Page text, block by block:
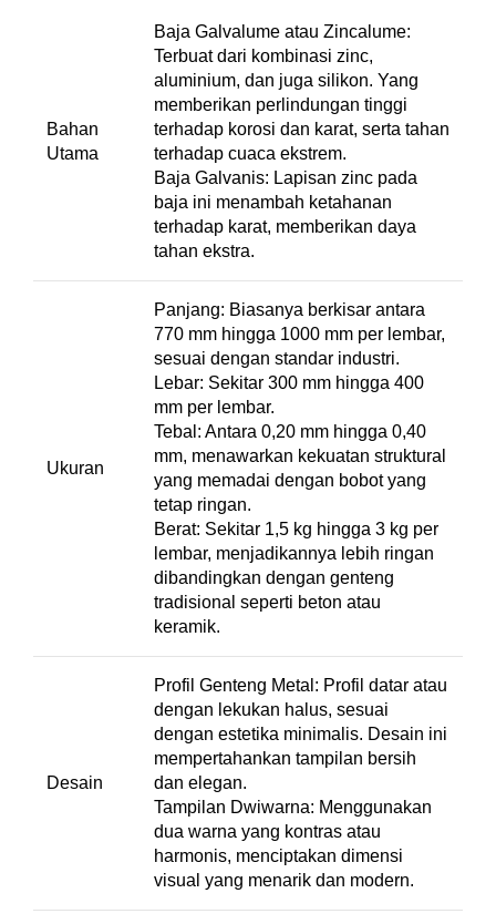
Bahan
Utama
Baja Galvalume atau Zincalume:
Terbuat dari kombinasi zinc,
aluminium, dan juga silikon. Yang
memberikan perlindungan tinggi
terhadap korosi dan karat, serta tahan
terhadap cuaca ekstrem.
Baja Galvanis: Lapisan zinc pada
baja ini menambah ketahanan
terhadap karat, memberikan daya
tahan ekstra.
Ukuran
Panjang: Biasanya berkisar antara
770 mm hingga 1000 mm per lembar,
sesuai dengan standar industri.
Lebar: Sekitar 300 mm hingga 400
mm per lembar.
Tebal: Antara 0,20 mm hingga 0,40
mm, menawarkan kekuatan struktural
yang memadai dengan bobot yang
tetap ringan.
Berat: Sekitar 1,5 kg hingga 3 kg per
lembar, menjadikannya lebih ringan
dibandingkan dengan genteng
tradisional seperti beton atau
keramik.
Desain
Profil Genteng Metal: Profil datar atau
dengan lekukan halus, sesuai
dengan estetika minimalis. Desain ini
mempertahankan tampilan bersih
dan elegan.
Tampilan Dwiwarna: Menggunakan
dua warna yang kontras atau
harmonis, menciptakan dimensi
visual yang menarik dan modern.